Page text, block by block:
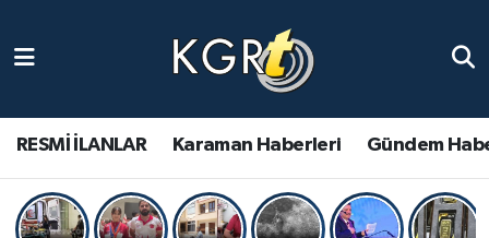
RESMİ İLANLAR Karaman Haberleri Gündem
Gündem Haberleri
Güncel Haberler